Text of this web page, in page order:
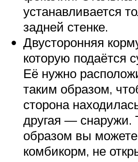
устанавливается
задней стенке.
Двусторонняя
которую подаётся
Её нужно
таким образом,
сторона
другая — снаружи.
образом вы
комбикорм, не